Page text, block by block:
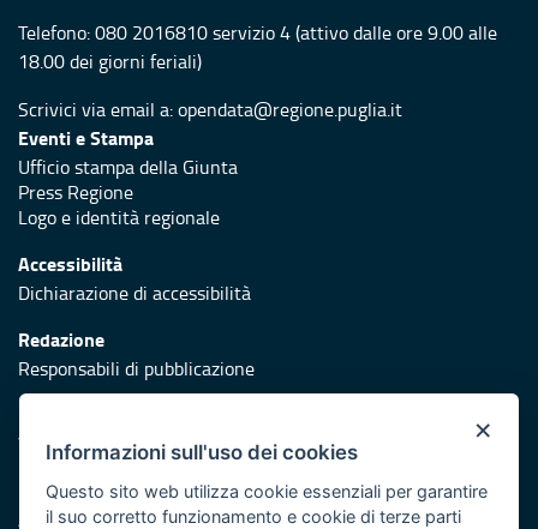
Telefono:080 2016810 servizio 4(attivo dalle ore 9.00 alle
18.00 dei giorni feriali)
Scrivici via email a:opendata@regione.puglia.it
Eventi e Stampa
Ufficio stampa della Giunta
Press Regione
Logo e identità regionale
Accessibilità
Dichiarazione di accessibilità
Redazione
Responsabili di pubblicazione
Vai al sito di Protezione Civile Puglia
Iniziativa finanziata con risorse del POR Puglia 2014/2020 -
Asse XI e Asse II ed ulteriormente sviluppata con risorse PR
×
Informazioni sull'uso dei cookies
Questo sito web utilizza cookie essenziali per garantire
il suo corretto funzionamento e cookie di terze parti